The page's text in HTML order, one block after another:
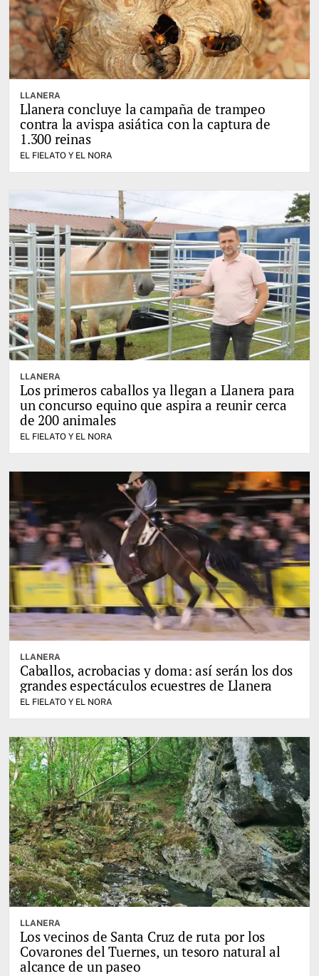
LLANERA
Llanera concluye la campaña de trampeo
contra la avispa asiática con la captura de
1.300 reinas
EL FIELATO Y EL NORA
LLANERA
Los primeros caballos ya llegan a Llanera para
un concurso equino que aspira a reunir cerca
de 200 animales
EL FIELATO Y EL NORA
LLANERA
Caballos, acrobacias y doma: así serán los dos
grandes espectáculos ecuestres de Llanera
EL FIELATO Y EL NORA
LLANERA
Los vecinos de Santa Cruz de ruta por los
Covarones del Tuernes, un tesoro natural al
alcance de un paseo